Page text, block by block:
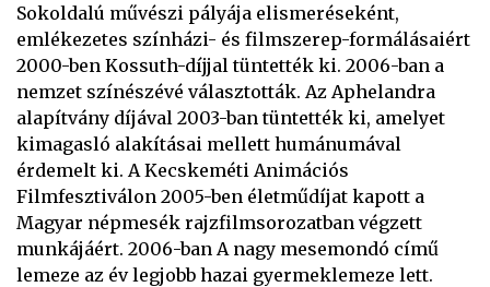
Sokoldalú művészi pályája elismeréseként,
emlékezetes színházi- és filmszerep-formálásaiért
2000-ben Kossuth-díjjal tüntették ki. 2006-ban a
nemzet színészévé választották. Az Aphelandra
alapítvány díjával 2003-ban tüntették ki, amelyet
kimagasló alakításai mellett humánumával
érdemelt ki. A Kecskeméti Animációs
Filmfesztiválon 2005-ben életműdíjat kapott a
Magyar népmesék rajzfilmsorozatban végzett
munkájáért. 2006-ban A nagy mesemondó című
lemeze az év legjobb hazai gyermeklemeze lett.